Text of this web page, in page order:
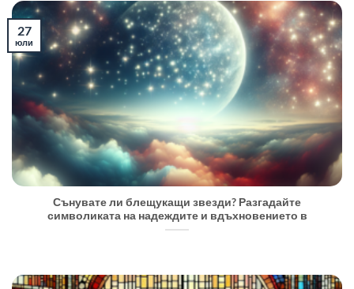
Сънувате ли блещукащи звезди? Разгадайте
символиката на надеждите и вдъхновението в
27
юли